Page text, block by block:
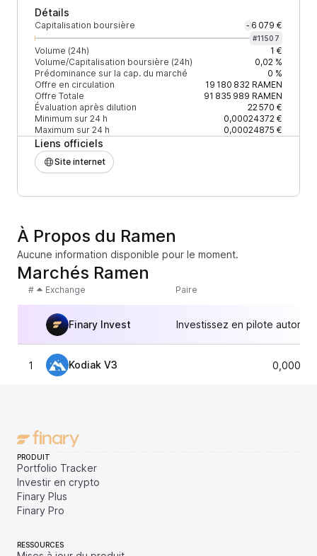
Détails
Capitalisation boursière - 6 079 €
#11507
Volume (24h)
1 €
Volume/Capitalisation boursière (24h)
0,02 %
Prédominance sur la cap. du marché
0 %
Offre en circulation
19 180 832RAMEN
Offre Totale
91 835 989 RAMEN
Évaluation après dilution
22 570 €
Minimum sur 24 h
0,00024372 €
Maximum sur 24 h
0,00024875 €
Liens officiels
Site internet
À Propos du Ramen
Aucune information disponible pour le moment.
Marchés Ramen
# Exchange Paire
Finary Invest Investissez en pilote
1 Kodiak V3
PRODUIT
Portfolio Tracker
Investir en crypto
Finary Plus
Finary Pro
RESSOURCES